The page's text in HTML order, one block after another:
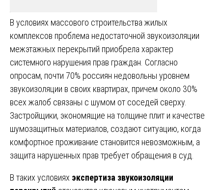
В условиях массового строительства жилых
комплексов проблема недостаточной звукоизоляции
межэтажных перекрытий приобрела характер
системного нарушения прав граждан. Согласно
опросам, почти 70% россиян недовольны уровнем
звукоизоляции в своих квартирах, причем около 30%
всех жалоб связаны с шумом от соседей сверху.
Застройщики, экономящие на толщине плит и качестве
шумозащитных материалов, создают ситуацию, когда
комфортное проживание становится невозможным, а
защита нарушенных прав требует обращения в суд.
В таких условиях экспертиза звукоизоляции